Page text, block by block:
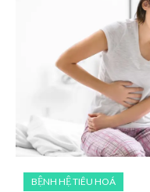
BỆNH HỆ TIÊU HOÁ